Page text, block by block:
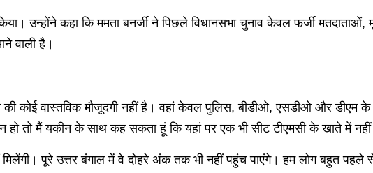
उन्होंने कहा कि ममता बनर्जी ने पिछले विधानसभा चुनाव केवल फर्जी
वाली है।
की कोई वास्तविक मौजूदगी नहीं है। वहां केवल पुलिस, बीडीओ, एसडीओ और डीएम के
तो मैं यकीन के साथ कह सकता हूं कि यहां पर एक भी सीट टीएमसी के खाते में नहीं
पूरे उत्तर बंगाल में वे दोहरे अंक तक भी नहीं पहुंच पाएंगे। हम लोग बहुत